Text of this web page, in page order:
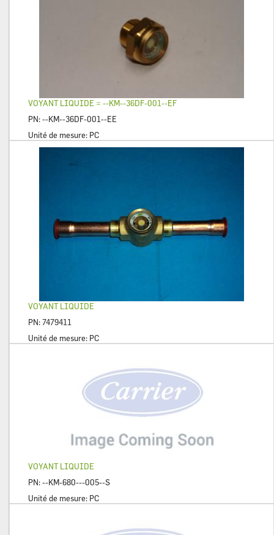
VOYANT LIQUIDE = --KM--36DF-001--EF
PN:--KM--36DF-001--EE
Unité de mesure: PC
VOYANT LIQUIDE
PN:7479411
Unité de mesure: PC
VOYANT LIQUIDE
PN:--KM-680---005--S
Unité de mesure: PC